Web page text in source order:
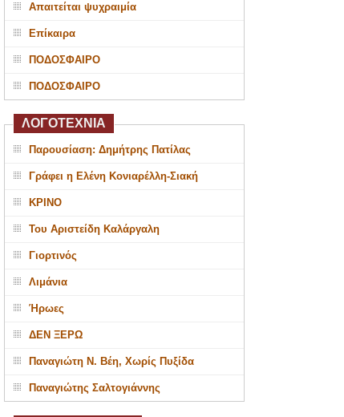
Απαιτείται ψυχραιμία
Επίκαιρα
ΠΟΔΟΣΦΑΙΡΟ
ΠΟΔΟΣΦΑΙΡΟ
ΛΟΓΟΤΕΧΝΙΑ
Παρουσίαση: Δημήτρης Πατίλας
Γράφει η Ελένη Κονιαρέλλη-Σιακή
ΚΡΙΝΟ
Του Αριστείδη Καλάργαλη
Γιορτινός
Λιμάνια
Ήρωες
ΔΕΝ ΞΕΡΩ
Παναγιώτη Ν. Βέη, Χωρίς Πυξίδα
Παναγιώτης Σαλτογιάννης